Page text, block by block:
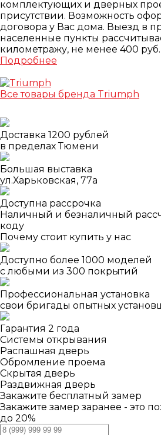
комплектующих и дверных
присутствии. Возможность
договора у Вас дома. Выезд в
населенные пункты
километражу, не менее 400 руб.
Подробнее
Все товары бренда Triumph
Доставка 1200 рублей
в пределах Тюмени
Большая выставка
ул.Харьковская, 77а
Доступна рассрочка
Наличный и безналичный
коду
Почему стоит купить у нас
Доступно более 1000 моделей
с любыми из 300 покрытий
Профессиональная установка
свои бригады опытных
Гарантия 2 года
Системы открывания
Распашная дверь
Обромление проема
Скрытая дверь
Раздвижная дверь
Закажите бесплатный замер
Закажите замер заранее - это
до 20%